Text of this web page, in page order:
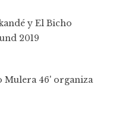
y El Bicho
2019
Mulera 46' organiza